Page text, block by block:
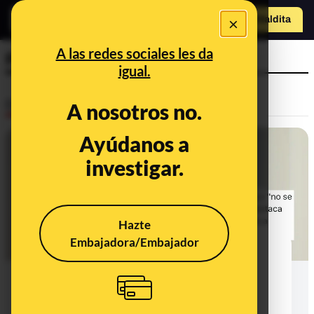
×
A las redes sociales les da
igual.
A nosotros no.
Ayúdanos a
investigar.
Hazte
Embajadora/Embajador
Hazte Maldita
Patxi López
No, Zapatero no es "el único
imputado": Blanco fue imputado
mientras era ministro y Álvarez y